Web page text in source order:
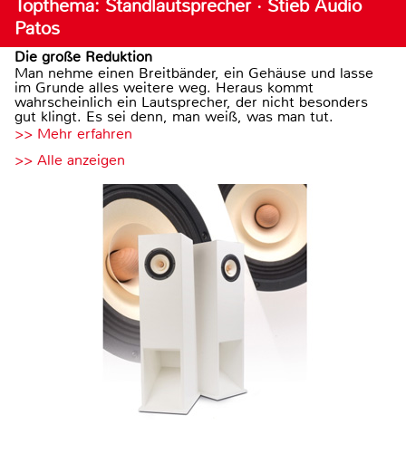
Topthema: Standlautsprecher · Stieb Audio
Patos
Die große Reduktion
Man nehme einen Breitbänder, ein Gehäuse und lasse
im Grunde alles weitere weg. Heraus kommt
wahrscheinlich ein Lautsprecher, der nicht besonders
gut klingt. Es sei denn, man weiß, was man tut.
>> Mehr erfahren
>> Alle anzeigen